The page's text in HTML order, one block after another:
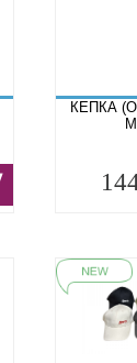
КЕПКА